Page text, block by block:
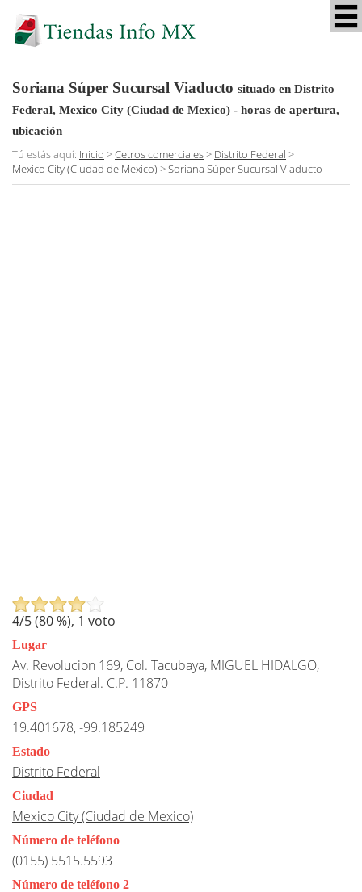
Soriana Súper Sucursal Viaducto situado en Distrito
Federal, Mexico City (Ciudad de Mexico) - horas de apertura,
ubicación
Tú estás aquí: Inicio >Cetros comerciales> Distrito Federal >
Mexico City (Ciudad de Mexico) >Soriana Súper Sucursal Viaducto
4/5 (80%), 1 voto
Lugar
Av. Revolucion 169, Col. Tacubaya, MIGUEL HIDALGO,
Distrito Federal. C.P. 11870
GPS
19.401678, -99.185249
Estado
Distrito Federal
Ciudad
Mexico City (Ciudad de Mexico)
Número de teléfono
(0155) 5515.5593
Número de teléfono 2